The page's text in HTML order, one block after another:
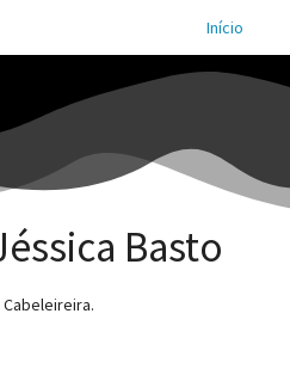
Início
Basto